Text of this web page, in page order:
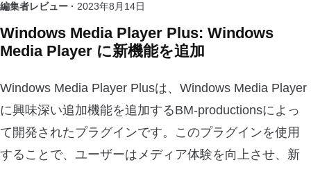
編集者レビュー · 2023年8月14日
Windows Media Player Plus: Windows
Media Player に新機能を追加
Windows Media Player Plusは、Windows Media Player
に興味深い追加機能を追加するBM-productionsによっ
て開発されたプラグインです。このプラグインを使用
することで、ユーザーはメディア体験を向上させ、新